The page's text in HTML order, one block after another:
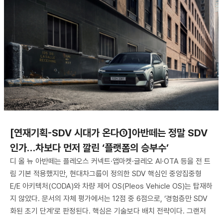
[연재기획-SDV 시대가 온다①]아반떼는 정말 SDV
인가…차보다 먼저 깔린 ‘플랫폼의 승부수’
디 올 뉴 아반떼는 플레오스 커넥트·앱마켓·글레오 AI·OTA 등을 전 트
림 기본 적용했지만, 현대차그룹이 정의한 SDV 핵심인 중앙집중형
E/E 아키텍처(CODA)와 차량 제어 OS(Pleos Vehicle OS)는 탑재하
지 않았다. 문서의 자체 평가에서는 12점 중 6점으로, ‘경험층만 SDV
화된 초기 단계’로 판정된다. 핵심은 기술보다 배치 전략이다. 그랜저